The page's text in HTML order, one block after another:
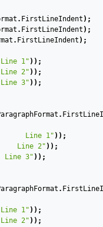
. FirstLineIndent );
. FirstLineIndent );
. FirstLineIndent );
1" ));
2" ));
3" ));
.
Line 1" ));
Line 2" ));
Line 3" ));
.
1" ));
2" ));